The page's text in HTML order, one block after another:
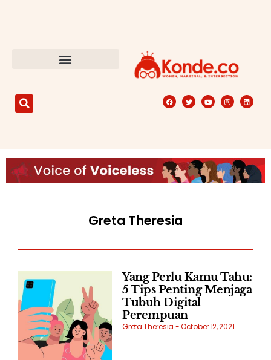
Greta Theresia
Yang Perlu Kamu Tahu:
5 Tips Penting Menjaga
Tubuh Digital
Perempuan
Greta Theresia October 12, 2021